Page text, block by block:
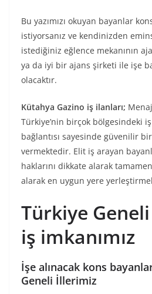
Bu yazımızı okuyan bayanlar
istiyorsanız ve kendinizden
istediğiniz eğlence mekanının
ya da iyi bir ajans şirketi ile işe
olacaktır.
Kütahya Gazino iş ilanları;
Türkiye’nin birçok bölgesindeki
bağlantısı sayesinde güvenilir
vermektedir. Elit iş arayan
haklarını dikkate alarak
alarak en uygun yere
Türkiye
iş imkanımız
İşe alınacak kons
Geneli İllerimiz